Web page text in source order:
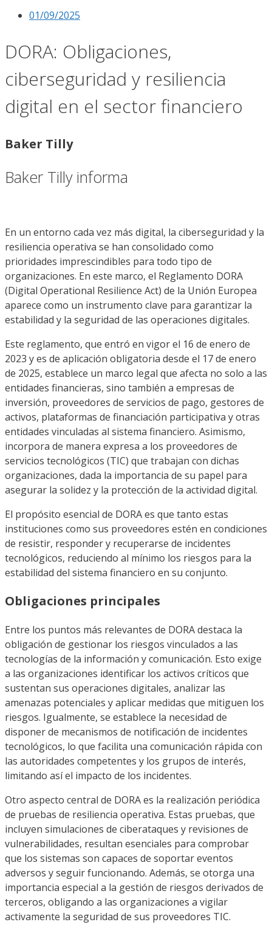
01/09/2025
DORA: Obligaciones,
ciberseguridad y resiliencia
digital en el sector financiero
Baker Tilly
Baker Tilly informa
En un entorno cada vez más digital, la ciberseguridad y la
resiliencia operativa se han consolidado como
prioridades imprescindibles para todo tipo de
organizaciones. En este marco, el Reglamento DORA
(Digital Operational Resilience Act) de la Unión Europea
aparece como un instrumento clave para garantizar la
estabilidad y la seguridad de las operaciones digitales.
Este reglamento, que entró en vigor el 16 de enero de
2023 y es de aplicación obligatoria desde el 17 de enero
de 2025, establece un marco legal que afecta no solo a las
entidades financieras, sino también a empresas de
inversión, proveedores de servicios de pago, gestores de
activos, plataformas de financiación participativa y otras
entidades vinculadas al sistema financiero. Asimismo,
incorpora de manera expresa a los proveedores de
servicios tecnológicos (TIC) que trabajan con dichas
organizaciones, dada la importancia de su papel para
asegurar la solidez y la protección de la actividad digital.
El propósito esencial de DORA es que tanto estas
instituciones como sus proveedores estén en condiciones
de resistir, responder y recuperarse de incidentes
tecnológicos, reduciendo al mínimo los riesgos para la
estabilidad del sistema financiero en su conjunto.
Obligaciones principales
Entre los puntos más relevantes de DORA destaca la
obligación de gestionar los riesgos vinculados a las
tecnologías de la información y comunicación. Esto exige
a las organizaciones identificar los activos críticos que
sustentan sus operaciones digitales, analizar las
amenazas potenciales y aplicar medidas que mitiguen los
riesgos. Igualmente, se establece la necesidad de
disponer de mecanismos de notificación de incidentes
tecnológicos, lo que facilita una comunicación rápida con
las autoridades competentes y los grupos de interés,
limitando así el impacto de los incidentes.
Otro aspecto central de DORA es la realización periódica
de pruebas de resiliencia operativa. Estas pruebas, que
incluyen simulaciones de ciberataques y revisiones de
vulnerabilidades, resultan esenciales para comprobar
que los sistemas son capaces de soportar eventos
adversos y seguir funcionando. Además, se otorga una
importancia especial a la gestión de riesgos derivados de
terceros, obligando a las organizaciones a vigilar
activamente la seguridad de sus proveedores TIC.